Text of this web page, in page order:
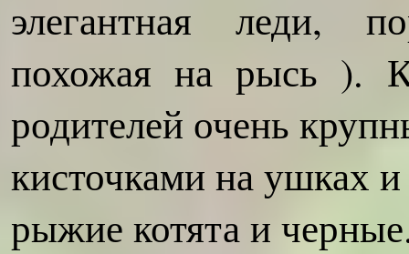
элегантная леди,
похожая на рысь ).
родителей очень
кисточками на ушках
рыжие котята и